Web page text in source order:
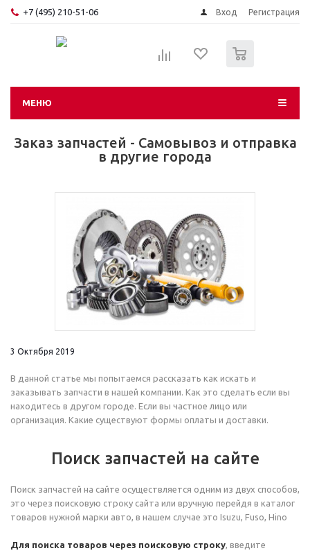
+7 (495) 210-51-06 Вход Регистрация
МЕНЮ
Заказ запчастей - Самовывоз и отправка
в другие города
3 Октября 2019
В данной статье мы попытаемся рассказать как искать и
заказывать запчасти в нашей компании. Как это сделать если вы
находитесь в другом городе. Если вы частное лицо или
организация. Какие существуют формы оплаты и доставки.
Поиск запчастей на сайте
Поиск запчастей на сайте осуществляется одним из двух способов,
это через поисковую строку сайта или вручную перейдя в каталог
товаров нужной марки авто, в нашем случае это Isuzu, Fuso, Hino
Для поиска товаров через поисковую строку, введите